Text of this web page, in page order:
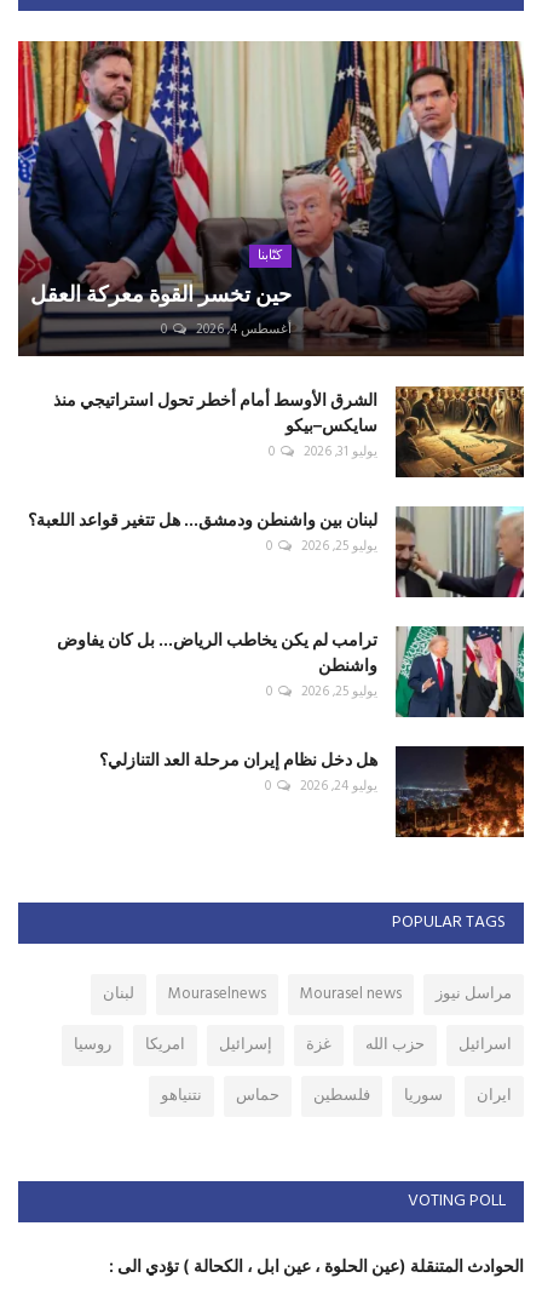
كتّابنا
حين تخسر القوة معركة العقل
أغسطس 4, 2026 0
الشرق الأوسط أمام أخطر تحول استراتيجي منذ
سايكس–بيكو
يوليو 31, 2026 0
لبنان بين واشنطن ودمشق... هل تتغير قواعد اللعبة؟
يوليو 25, 2026 0
ترامب لم يكن يخاطب الرياض... بل كان يفاوض
واشنطن
يوليو 25, 2026 0
هل دخل نظام إيران مرحلة العد التنازلي؟
يوليو 24, 2026 0
POPULAR TAGS
مراسل نيوز Mourasel news
Mouraselnews
لبنان
اسرائيل
حزب الله غزة إسرائيل امريكا
روسيا
ايران
سوريا فلسطين حماس نتنياهو
VOTING POLL
الحوادث المتنقلة (عين الحلوة ، عين ابل ، الكحالة ) تؤدي الى :